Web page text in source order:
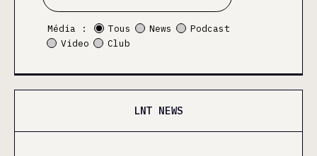
Média : Tous News
Podcast
Video
Club
LNT NEWS